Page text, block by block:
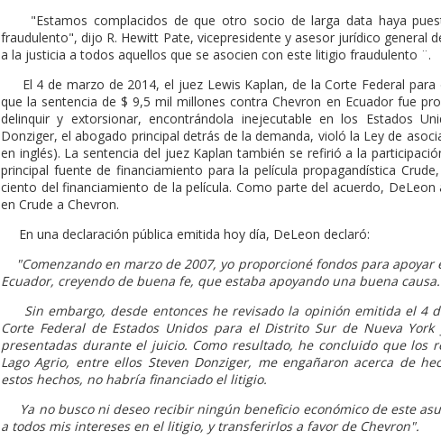
"Estamos complacidos de que otro socio de larga data haya
fraudulento", dijo R. Hewitt Pate, vicepresidente y asesor jurídico general
a la justicia a todos aquellos que se asocien con este litigio fraudulento ¨.
El 4 de marzo de 2014, el juez Lewis Kaplan, de la Corte Federal para
que la sentencia de $ 9,5 mil millones contra Chevron en Ecuador fue
delinquir y extorsionar, encontrándola inejecutable en los Estados
Donziger, el abogado principal detrás de la demanda, violó la Ley de
en inglés). La sentencia del juez Kaplan también se refirió a la
principal fuente de financiamiento para la película propagandística
ciento del financiamiento de la película. Como parte del acuerdo,
en Crude a Chevron.
En una declaración pública emitida hoy día, DeLeon declaró:
"Comenzando en marzo de 2007, yo proporcioné fondos para
Ecuador, creyendo de buena fe, que estaba apoyando una buena causa.
Sin embargo, desde entonces he revisado la opinión emitida el 4
Corte Federal de Estados Unidos para el Distrito Sur de Nueva
presentadas durante el juicio. Como resultado, he concluido que los
Lago Agrio, entre ellos Steven Donziger, me engañaron acerca de
estos hechos, no habría financiado el litigio.
Ya no busco ni deseo recibir ningún beneficio económico de este
a todos mis intereses en el litigio, y transferirlos a favor de Chevron".